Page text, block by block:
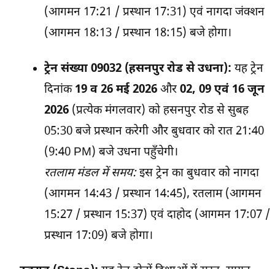
(आगमन 17:21 / प्रस्थान 17:31) एवं नागदा जंक्शन
(आगमन 18:13 / प्रस्थान 18:15) बजे होगा।
ट्रेन संख्या 09032 (हसनपुर रोड से उधना): यह ट्रेन
दिनांक 19 व 26 मई 2026 और 02, 09 एवं 16 जून
2026 (प्रत्येक मंगलवार) को हसनपुर रोड से सुबह
05:30 बजे प्रस्थान करेगी और बुधवार को रात 21:40
(9:40 PM) बजे उधना पहुँचेगी।
रतलाम मंडल में समय:इस ट्रेन का बुधवार को नागदा
(आगमन 14:43 / प्रस्थान 14:45), रतलाम (आगमन
15:27 / प्रस्थान 15:37) एवं दाहोद (आगमन 17:07 /
प्रस्थान 17:09) बजे होगा।